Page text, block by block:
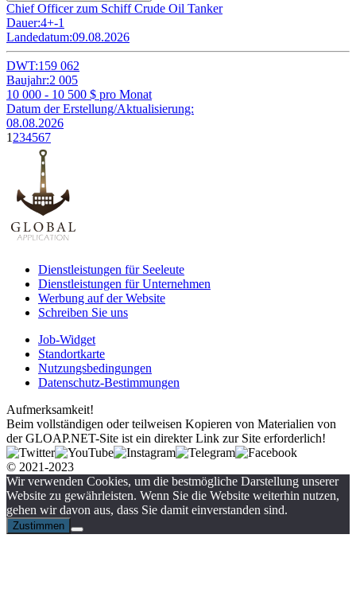
Chief Officer zum Schiff Crude Oil Tanker
Dauer:4+-1
Landedatum:09.08.2026
DWT:159 062
Baujahr:2 005
10 000 - 10 500 $ pro Monat
Datum der Erstellung/Aktualisierung:
08.08.2026
1 234567
Dienstleistungen für Seeleute
Dienstleistungen für Unternehmen
Werbung auf der Website
Schreiben Sie uns
Job-Widget
Standortkarte
Nutzungsbedingungen
Datenschutz-Bestimmungen
Aufmerksamkeit!
Beim vollständigen oder teilweisen Kopieren von Materialien von
der GLOAP.NET-Site ist ein direkter Link zur Site erforderlich!
© 2021-2023
Wir verwenden Cookies, um die bestmögliche Darstellung unserer
Website zu gewährleisten. Wenn Sie die Website weiterhin nutzen,
gehen wir davon aus, dass Sie damit einverstanden sind.
Zustimmen